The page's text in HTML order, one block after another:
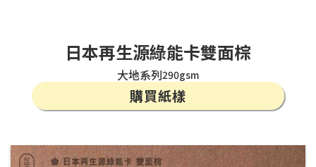
日本再生源綠能卡雙面棕
大地系列290gsm
購買紙樣